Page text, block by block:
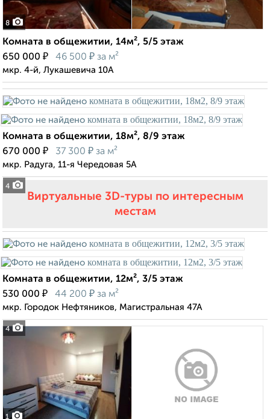
8
Комната в общежитии, 14м², 5/5 этаж
650 000 ₽ 46 500 ₽ за м²
мкр. 4-й, Лукашевича 10А
4
Комната в общежитии, 18м², 8/9 этаж
670 000 ₽ 37 300 ₽ за м²
мкр. Радуга, 11-я Чередовая 5А
Виртуальные 3D-туры по интересным
местам
4
Комната в общежитии, 12м², 3/5 этаж
530 000 ₽ 44 200 ₽ за м²
мкр. Городок Нефтяников, Магистральная 47А
1